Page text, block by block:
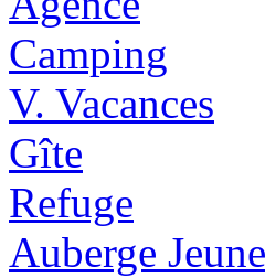
Camping
V. Vacances
Gîte
Refuge
Auberge